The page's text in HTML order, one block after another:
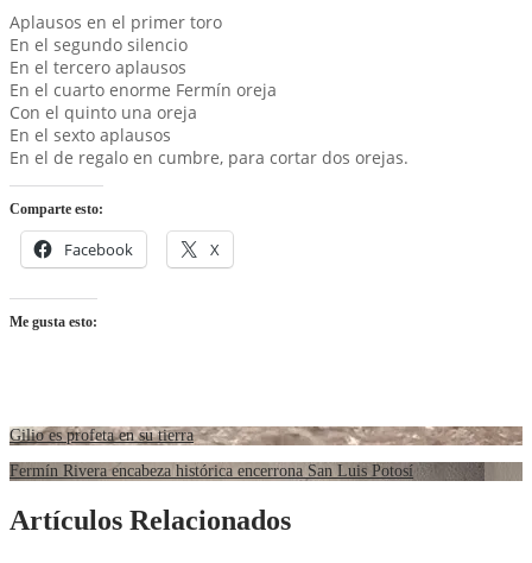
Aplausos en el primer toro
En el segundo silencio
En el tercero aplausos
En el cuarto enorme Fermín oreja
Con el quinto una oreja
En el sexto aplausos
En el de regalo en cumbre, para cortar dos orejas.
Comparte esto:
Facebook X
Me gusta esto:
Gilio es profeta en su tierra
Fermín Rivera encabeza histórica encerrona San Luis Potosí
Artículos Relacionados